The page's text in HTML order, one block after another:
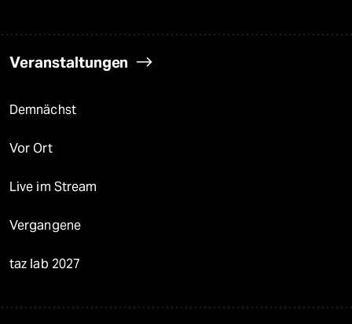
Veranstaltungen
Demnächst
Vor Ort
Live im Stream
Vergangene
taz lab 2027